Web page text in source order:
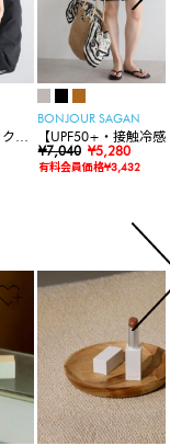
カ
BONJOUR SAGAN
【UPF50+・接触冷感
水】【水陸両用】ラ
ードロンパース
¥7,040 ¥5,280
有料会員価格¥3,432